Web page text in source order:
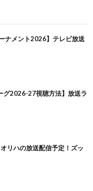
ナメント2026】テレビ放送
グ2026-27視聴方法】放送ラ
リハの放送配信予定！ズッ